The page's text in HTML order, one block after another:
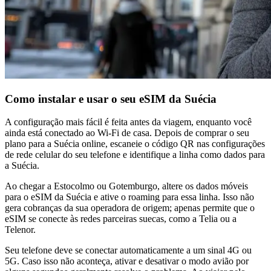
Como instalar e usar o seu eSIM da Suécia
A configuração mais fácil é feita antes da viagem, enquanto você
ainda está conectado ao Wi‑Fi de casa. Depois de comprar o seu
plano para a Suécia online, escaneie o código QR nas configurações
de rede celular do seu telefone e identifique a linha como dados para
a Suécia.
Ao chegar a Estocolmo ou Gotemburgo, altere os dados móveis
para o eSIM da Suécia e ative o roaming para essa linha. Isso não
gera cobranças da sua operadora de origem; apenas permite que o
eSIM se conecte às redes parceiras suecas, como a Telia ou a
Telenor.
Seu telefone deve se conectar automaticamente a um sinal 4G ou
5G. Caso isso não aconteça, ativar e desativar o modo avião por